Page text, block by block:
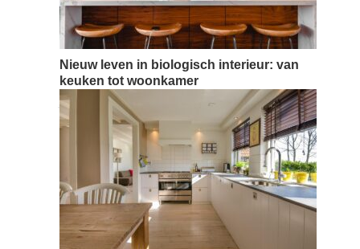
Nieuw leven in biologisch interieur: van
keuken tot woonkamer
juli 2, 2026 / 0 comments
Steeds meer mensen kiezen ervoor om hun interieur te
vernieuwen met biologische elementen. Van natuurlijke
materialen in de keuken tot eco-vriendelijke stoffen in
de woonkamer, de trend om groen te leven groeit
gestaag. Waarom kiest men voor een biologisch
interieur, en hoe kan je dit in elke kamer van je huis
integreren? Laten we deze…
Read more →